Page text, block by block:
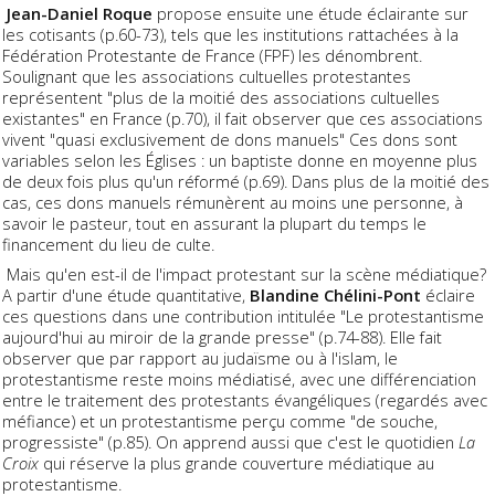
Jean-Daniel Roque propose ensuite une étude éclairante sur
les cotisants (p.60-73), tels que les institutions rattachées à la
Fédération Protestante de France (FPF) les dénombrent.
Soulignant que les associations cultuelles protestantes
représentent "plus de la moitié des associations cultuelles
existantes" en France (p.70), il fait observer que ces associations
vivent "quasi exclusivement de dons manuels" Ces dons sont
variables selon les Églises : un baptiste donne en moyenne plus
de deux fois plus qu'un réformé (p.69). Dans plus de la moitié des
cas, ces dons manuels rémunèrent au moins une personne, à
savoir le pasteur, tout en assurant la plupart du temps le
financement du lieu de culte.
Mais qu'en est-il de l'impact protestant sur la scène médiatique?
A partir d'une étude quantitative, Blandine Chélini-Pont éclaire
ces questions dans une contribution intitulée "Le protestantisme
aujourd'hui au miroir de la grande presse" (p.74-88). Elle fait
observer que par rapport au judaïsme ou à l'islam, le
protestantisme reste moins médiatisé, avec une différenciation
entre le traitement des protestants évangéliques (regardés avec
méfiance) et un protestantisme perçu comme "de souche,
progressiste" (p.85). On apprend aussi que c'est le quotidien La
Croix qui réserve la plus grande couverture médiatique au
protestantisme.